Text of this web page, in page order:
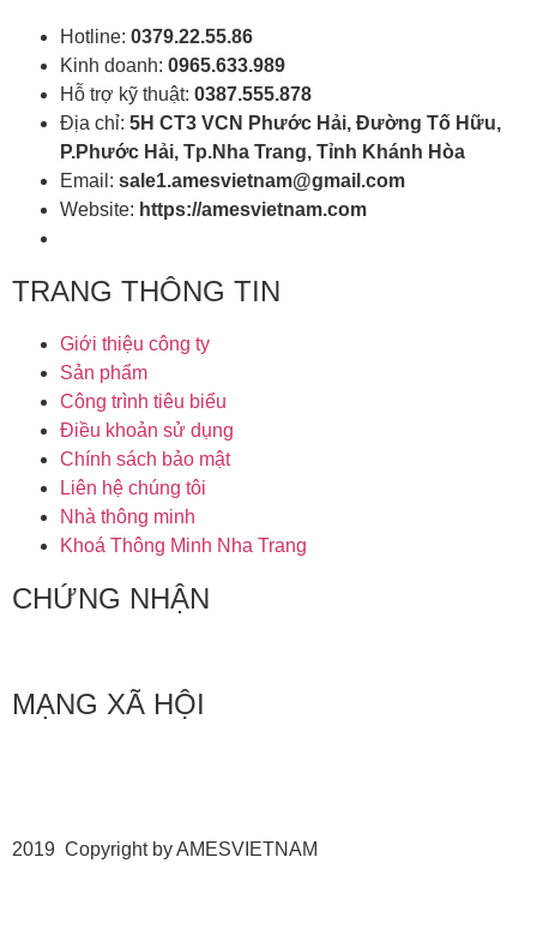
Hotline: 0379.22.55.86
Kinh doanh: 0965.633.989
Hỗ trợ kỹ thuật: 0387.555.878
Địa chỉ: 5H CT3 VCN Phước Hải, Đường Tố Hữu,
P.Phước Hải, Tp.Nha Trang, Tỉnh Khánh Hòa
Email: sale1.amesvietnam@gmail.com
Website: https://amesvietnam.com
TRANG THÔNG TIN
Giới thiệu công ty
Sản phẩm
Công trình tiêu biểu
Điều khoản sử dụng
Chính sách bảo mật
Liên hệ chúng tôi
Nhà thông minh
Khoá Thông Minh Nha Trang
CHỨNG NHẬN
MẠNG XÃ HỘI
2019 Copyright by AMESVIETNAM